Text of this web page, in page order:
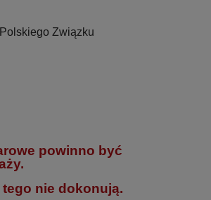
Związku
powinno być
nie dokonują.